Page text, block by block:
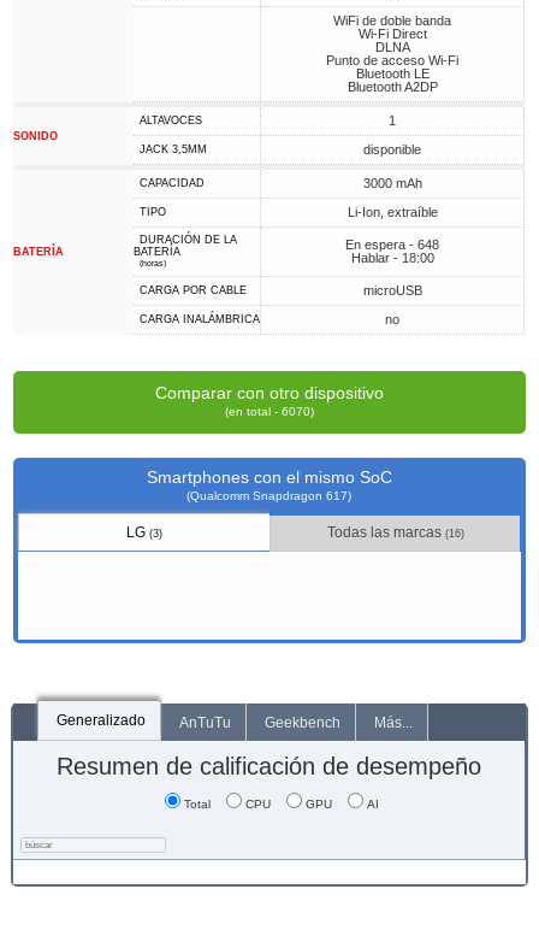
WiFi de doble banda
Wi-Fi Direct
DLNA
Punto de acceso Wi-Fi
Bluetooth LE
Bluetooth A2DP
SONIDO
ALTAVOCES 1
JACK 3,5MM disponible
BATERÍA
CAPACIDAD 3000 mAh
TIPO Li-Ion, extraíble
DURACIÓN DE LA
BATERÍA
(horas)
En espera - 648
Hablar - 18:00
CARGA POR CABLE microUSB
CARGA INALÁMBRICA no
Comparar con otro dispositivo
(en total - 6070)
Smartphones con el mismo SoC
(Qualcomm Snapdragon 617)
LG(3) Todas las marcas (16)
Generalizado AnTuTu Geekbench Más...
Resumen de calificación de desempeño
Total CPU GPU AI